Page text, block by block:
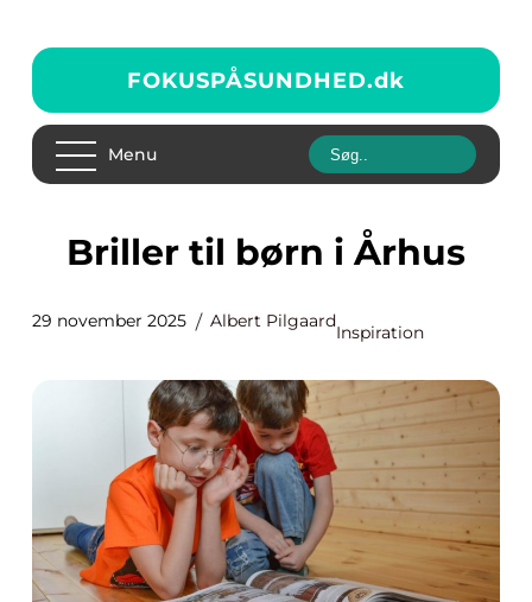
FOKUSPÅSUNDHED.dk
Menu
Briller til børn i Århus
29 november 2025 Albert Pilgaard
Inspiration